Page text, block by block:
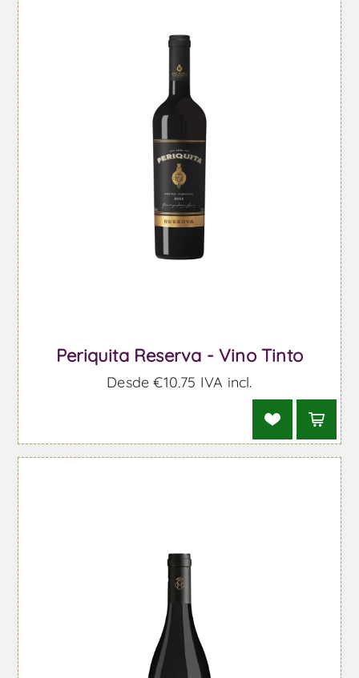
Periquita Reserva - Vino Tinto
Desde €10,75 IVA incl.